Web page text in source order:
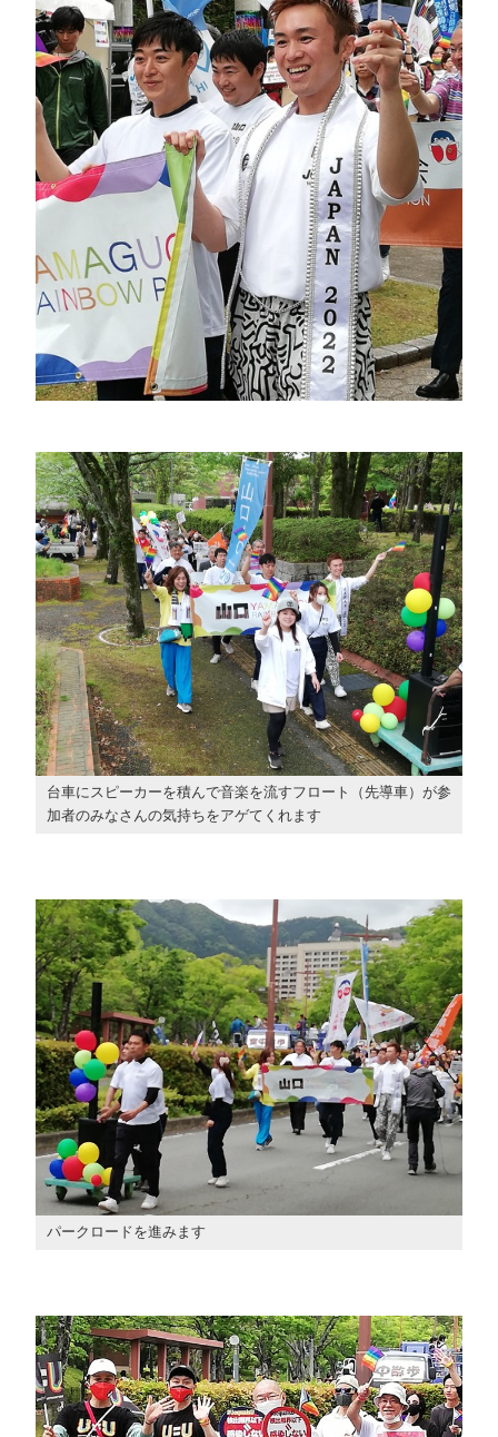
台車にスピーカーを積んで音楽を流すフロート（先導車）が参
加者のみなさんの気持ちをアゲてくれます
パークロードを進みます